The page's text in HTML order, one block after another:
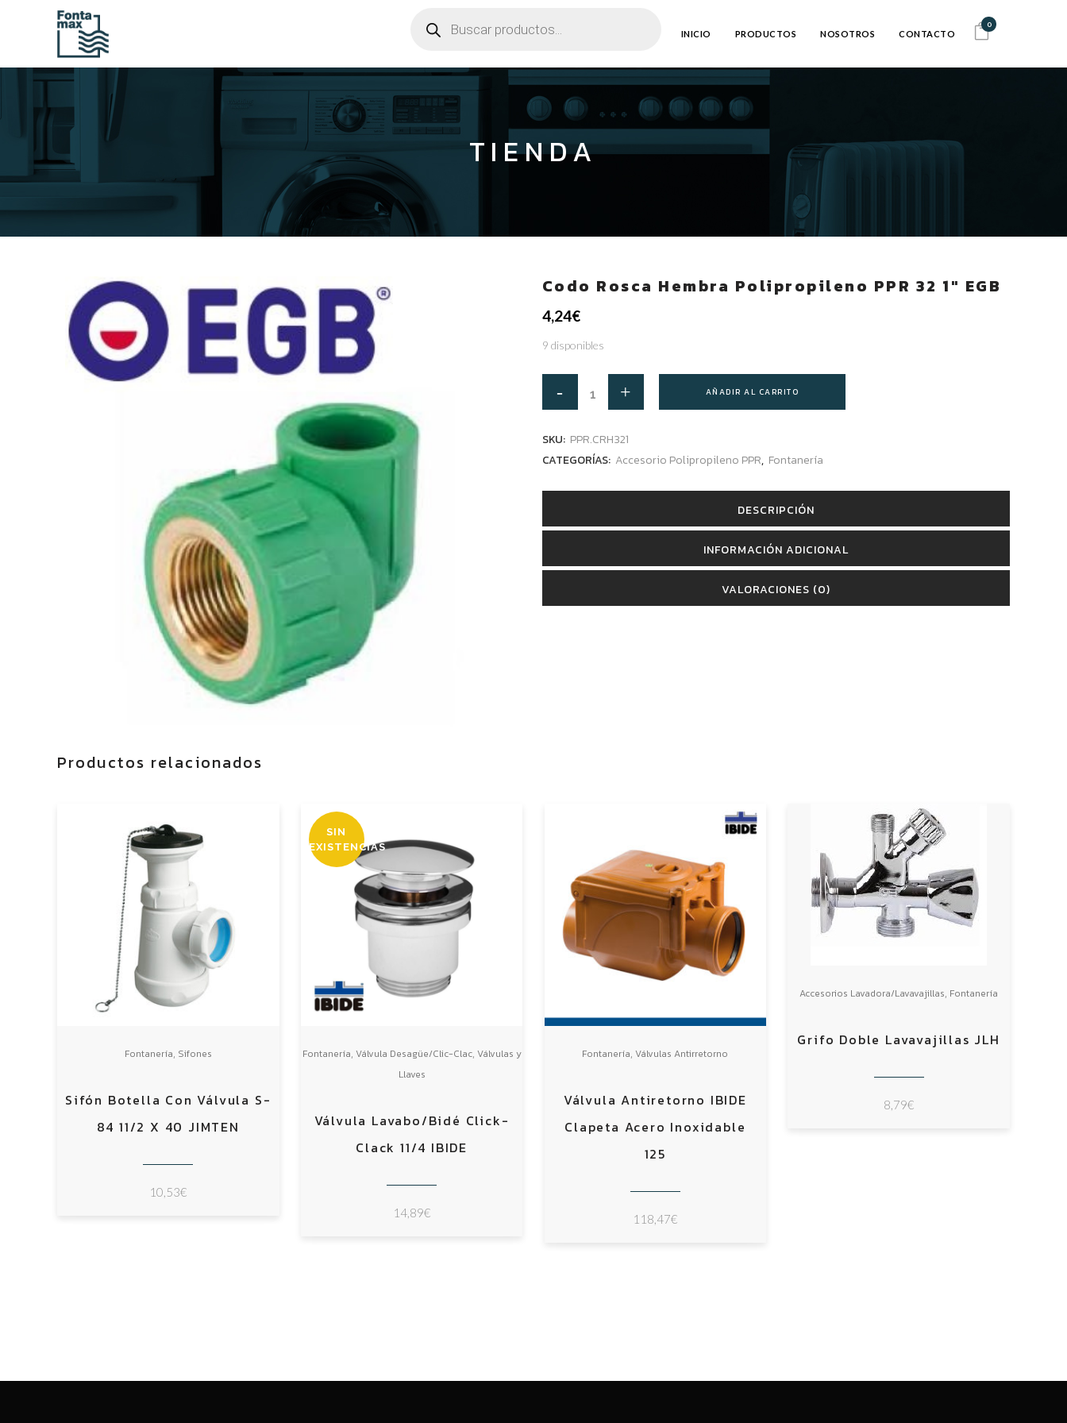
0
productos INICIO PRODUCTOS NOSOTROS CONTACTO
TIENDA
Codo Rosca Hembra Polipropileno PPR 32 1″ EGB
4,24€
9 disponibles
AÑADIR AL CARRITO
SKU: PPR.CRH321
CATEGORÍAS: Accesorio Polipropileno PPR, Fontanería
DESCRIPCIÓN
INFORMACIÓN ADICIONAL
VALORACIONES (0)
Productos relacionados
Fontanería, Sifones
Sifón Botella Con Válvula S-
84 11/2 X 40 JIMTEN
10,53€
SIN
EXISTENCIAS
Fontanería, Válvula Desagüe/Clic-Clac, Válvulas y
Llaves
Válvula Lavabo/Bidé Click-
Clack 11/4 IBIDE
14,89€
Fontanería,Válvulas Antirretorno
Válvula Antiretorno IBIDE
Clapeta Acero Inoxidable
125
118,47€
Accesorios Lavadora/Lavavajillas, Fontanería
Grifo Doble Lavavajillas JLH
8,79€